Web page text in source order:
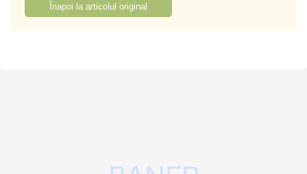
Înapoi la articolul original